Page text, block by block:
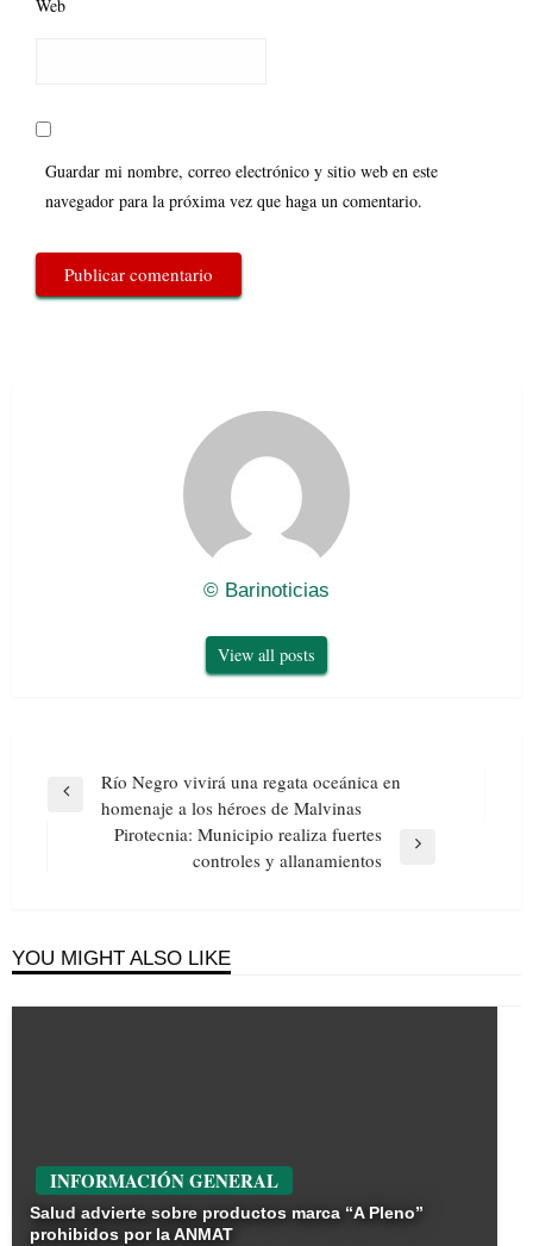
Web
Guardar mi nombre, correo electrónico y sitio web en este
navegador para la próxima vez que haga un comentario.
© Barinoticias
View all posts
Navegación
entradas
Previous
Río Negro vivirá una regata oceánica en
homenaje a los héroes de Malvinas
Pirotecnia: Municipio realiza fuertes
controles y allanamientos
YOU MIGHT ALSO LIKE
INFORMACIÓN GENERAL
Salud advierte sobre productos marca “A Pleno”
prohibidos por la ANMAT